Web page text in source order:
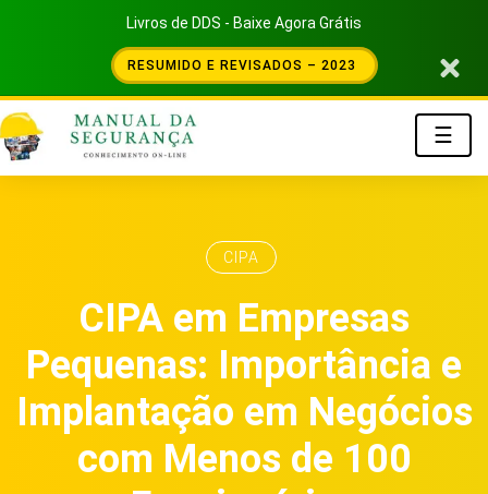
Livros de DDS - Baixe Agora Grátis
RESUMIDO E REVISADOS – 2023
☰
CIPA
CIPA em Empresas
Pequenas: Importância e
Implantação em Negócios
com Menos de 100